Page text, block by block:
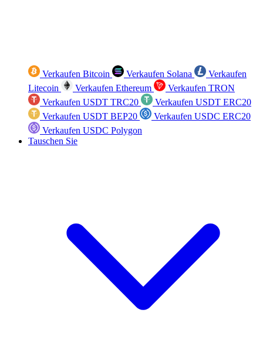
Verkaufen Bitcoin Verkaufen Solana
Verkaufen
Litecoin
Verkaufen Ethereum
Verkaufen TRON
Verkaufen USDT TRC20
Verkaufen USDT ERC20
Verkaufen USDT BEP20
Verkaufen USDC ERC20
Verkaufen USDC Polygon
Tauschen Sie